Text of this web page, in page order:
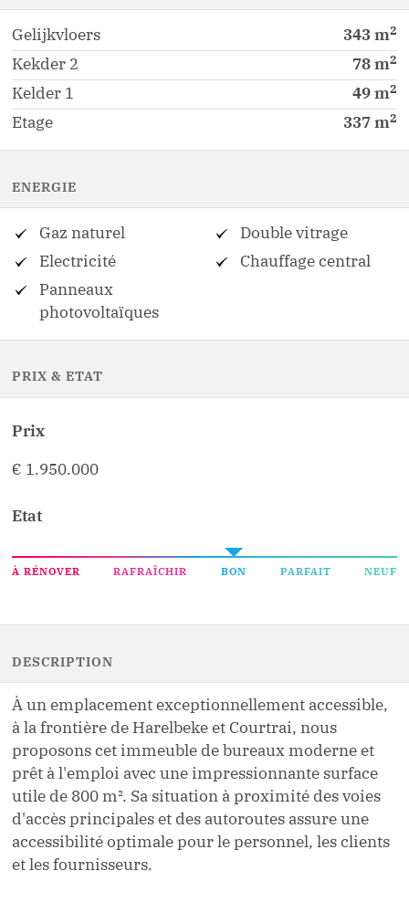
Gelijkvloers 343 m2
Kekder 2 78 m2
Kelder 1 49 m2
Etage 337 m2
ENERGIE
Gaz naturel
Electricité
Panneaux
photovoltaïques
Double vitrage
Chauffage central
PRIX & ETAT
Prix
€ 1.950.000
Etat
À RÉNOVER RAFRAÎCHIR BON PARFAIT NEUF
DESCRIPTION
À un emplacement exceptionnellement accessible,
à la frontière de Harelbeke et Courtrai, nous
proposons cet immeuble de bureaux moderne et
prêt à l'emploi avec une impressionnante surface
utile de 800 m². Sa situation à proximité des voies
d'accès principales et des autoroutes assure une
accessibilité optimale pour le personnel, les clients
et les fournisseurs.